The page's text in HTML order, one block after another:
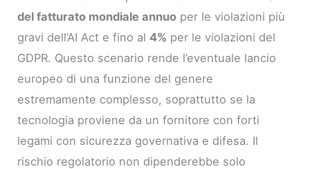
del fatturato mondiale annuo per le violazioni più
gravi dell’AI Act e fino al4% per le violazioni del
GDPR. Questo scenario rende l’eventuale lancio
europeo di una funzione del genere
estremamente complesso, soprattutto se la
tecnologia proviene da un fornitore con forti
legami con sicurezza governativa e difesa. Il
rischio regolatorio non dipenderebbe solo